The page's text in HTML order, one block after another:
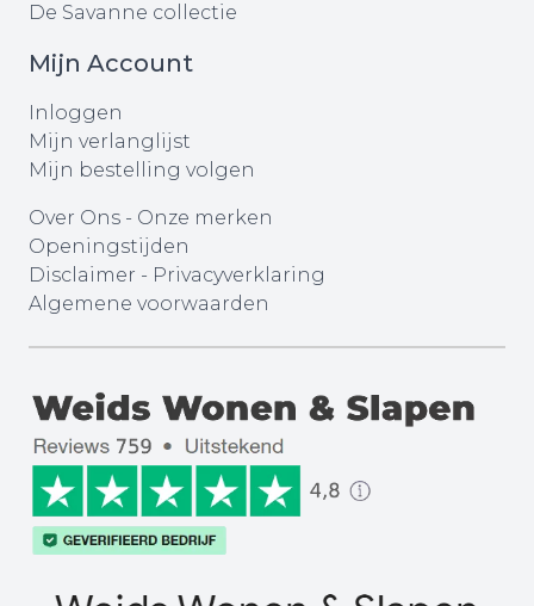
De Savanne collectie
Mijn Account
Inloggen
Mijn verlanglijst
Mijn bestelling volgen
Over Ons - Onze merken
Openingstijden
Disclaimer - Privacyverklaring
Algemene voorwaarden